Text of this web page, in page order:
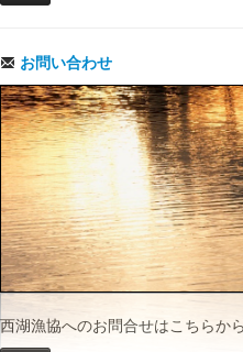
お問い合わせ
西湖漁協へのお問合せはこちらか